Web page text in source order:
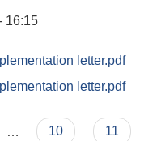
16:15
letter.pdf
letter.pdf
10
11